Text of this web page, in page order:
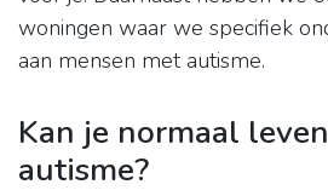
woningen waar we specifiek
aan mensen met autisme.
Kan je normaal
autisme?